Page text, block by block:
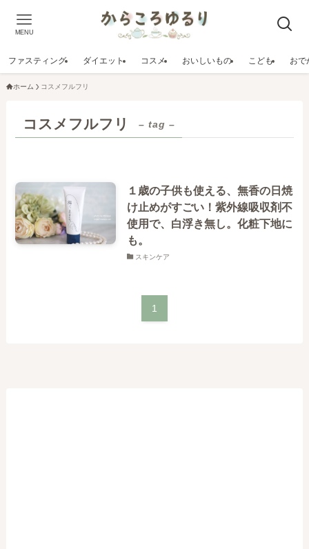
MENU
ファスティング ダイエット コスメ おいしいもの こども おで
ホーム コスメフルフリ
コスメフルフリ – tag –
１歳の子供も使える、無香の日焼
け止めがすごい！紫外線吸収剤不
使用で、白浮き無し。化粧下地に
も。
スキンケア
1